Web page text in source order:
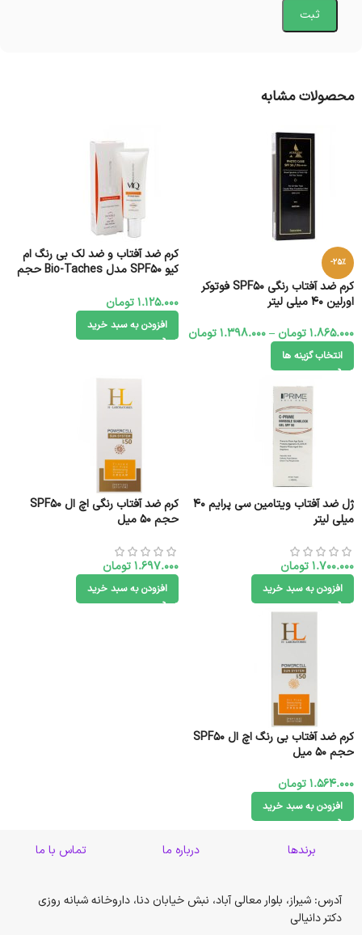
محصولات مشابه
-25%
کرم ضد آفتاب رنگی SPF50 فوتوکر
اورلین 40 میلی لیتر
1.865.000تومان –
1.398.000تومان
انتخاب گزینه ها
کرم ضد آفتاب و ضد لک بی رنگ ام
کیو SPF50 مدل Bio-Taches حجم
1.125.000تومان
افزودن به سبد خرید
ژل ضد آفتاب ویتامین سی پرایم 40
میلی لیتر
1.700.000تومان
افزودن به سبد خرید
کرم ضد آفتاب رنگی اچ ال SPF50
حجم 50 میل
1.697.000تومان
افزودن به سبد خرید
کرم ضد آفتاب بی رنگ اچ ال SPF50
حجم 50 میل
1.564.000تومان
افزودن به سبد خرید
برندها درباره ما تماس با ما
آدرس: شیراز، بلوار معالی آباد، نبش خیابان دنا، داروخانه شبانه روزی
دکتر دانیالی